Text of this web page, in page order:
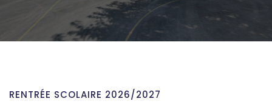
RENTRÉE SCOLAIRE 2026/2027